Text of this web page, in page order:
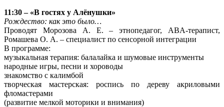
11:30 – «В гостях у Алёнушки»
Рождество: как это было…
Проводят Морозова А. Е. – этнопедагог, ABA-терапист,
Ромашева О. А. – специалист по сенсорной интеграции
В программе:
музыкальная терапия: балалайка и шумовые инструменты
народные игры, песни и хороводы
знакомство с калимбой
творческая мастерская: роспись по дереву акриловыми
фломастерами
(развитие мелкой моторики и внимания)